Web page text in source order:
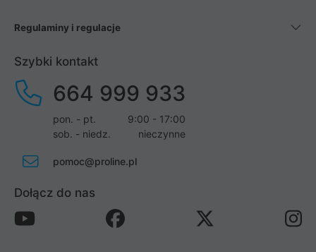
Regulaminy i regulacje
Szybki kontakt
664 999 933
pon. - pt.
9:00 - 17:00
sob. - niedz.
nieczynne
pomoc@proline.pl
Dołącz do nas